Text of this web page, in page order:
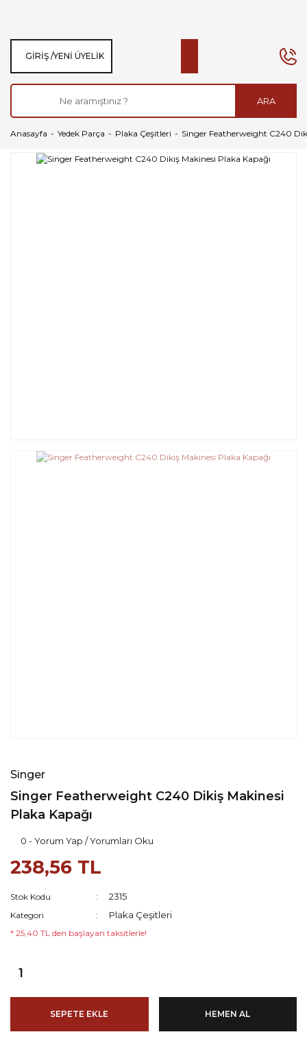
ARA
GIRIŞ /YENI ÜYELIK
Anasayfa Yedek Parça Plaka Çeşitleri Singer Featherweight C240
Singer
Singer Featherweight C240 Dikiş Makinesi
Plaka Kapağı
0 - Yorum Yap / Yorumları Oku
238,56 TL
Stok Kodu 2315
Kategori Plaka Çeşitleri
* 25,40 TL den başlayan taksitlerle!
SEPETE EKLE HEMEN AL